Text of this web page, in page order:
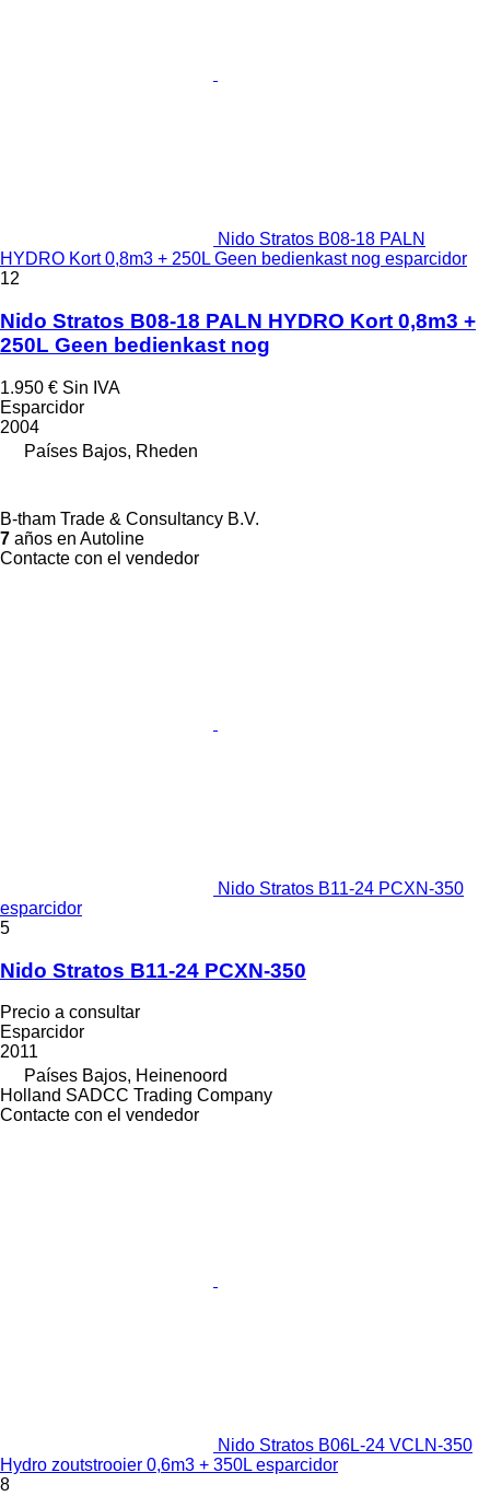
Nido Stratos B08-18 PALN
HYDRO Kort 0,8m3 + 250L Geen bedienkast nog esparcidor
12
Nido Stratos B08-18 PALN HYDRO Kort 0,8m3 +
250L Geen bedienkast nog
1.950 € Sin IVA
Esparcidor
2004
Países Bajos, Rheden
B-tham Trade & Consultancy B.V.
7 años en Autoline
Contacte con el vendedor
Nido Stratos B11-24 PCXN-350
esparcidor
5
Nido Stratos B11-24 PCXN-350
Precio a consultar
Esparcidor
2011
Países Bajos, Heinenoord
Holland SADCC Trading Company
Contacte con el vendedor
Nido Stratos B06L-24 VCLN-350
Hydro zoutstrooier 0,6m3 + 350L esparcidor
8